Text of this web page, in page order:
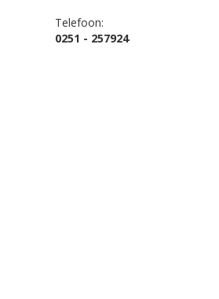
Telefoon:
0251 - 257924